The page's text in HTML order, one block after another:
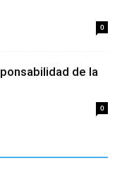
0
de la
0